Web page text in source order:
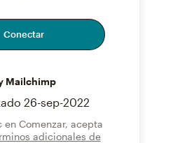
Conectar
Mailchimp
26-sep-2022
en Comenzar, acepta
adicionales de